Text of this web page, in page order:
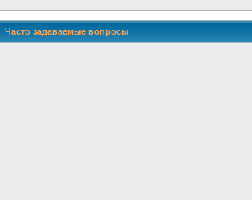
Часто задаваемые вопросы